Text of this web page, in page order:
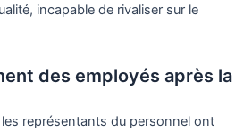
incapable de rivaliser sur le
des employés après la
représentants du personnel ont